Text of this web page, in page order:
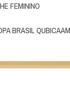
FEMININO
BRASIL